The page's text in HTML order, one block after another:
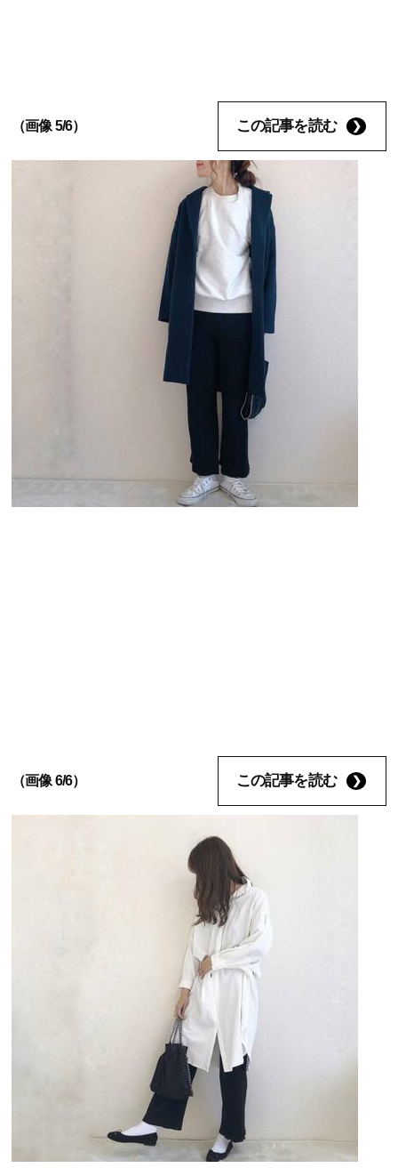
（画像 5/6） この記事を読む
（画像 6/6） この記事を読む